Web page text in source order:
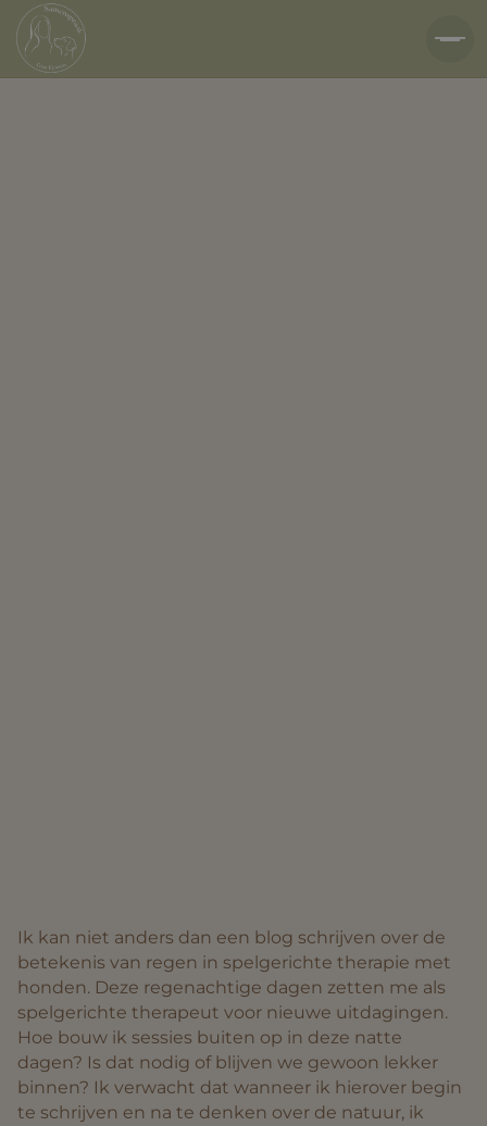
Ik kan niet anders dan een blog schrijven over de
betekenis van regen in spelgerichte therapie met
honden. Deze regenachtige dagen zetten me als
spelgerichte therapeut voor nieuwe uitdagingen.
Hoe bouw ik sessies buiten op in deze natte
dagen? Is dat nodig of blijven we gewoon lekker
binnen? Ik verwacht dat wanneer ik hierover begin
te schrijven en na te denken over de natuur, ik